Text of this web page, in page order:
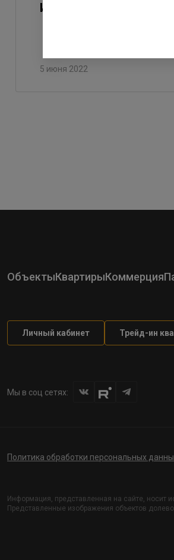
Июнь 2022
5 июня 2022
ОбъектыКвартирыКоммерция
Личный кабинет Трейд-ин
Мы в соц сетях:
Политика обработки персональных
Информация, представленная на сайте, носит
Представленные изображения объектов